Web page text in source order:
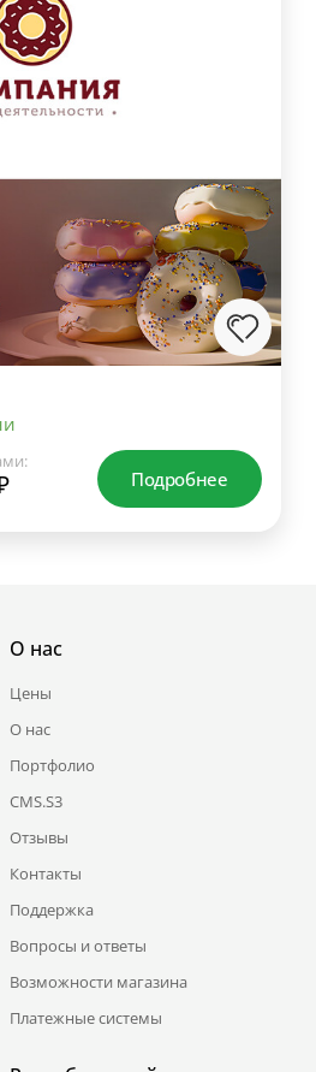
Подробнее
О нас
Цены
О нас
Портфолио
CMS.S3
Отзывы
Контакты
Поддержка
Вопросы и ответы
Возможности магазина
Платежные системы